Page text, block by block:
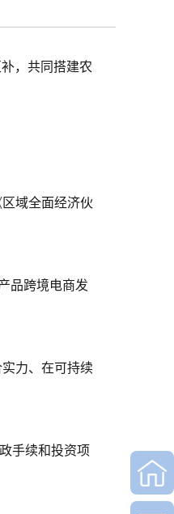
，共同搭建农
域全面经济伙
品跨境电商发
力、在可持续
手续和投资项